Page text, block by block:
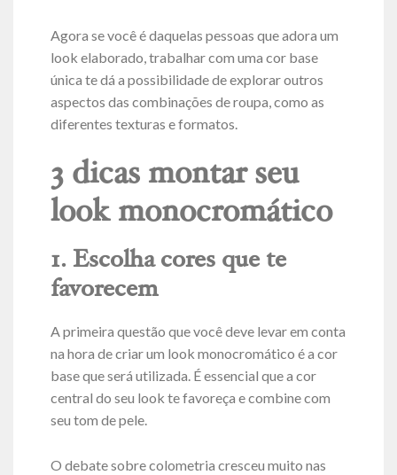
Agora se você é daquelas pessoas que adora um
look elaborado, trabalhar com uma cor base
única te dá a possibilidade de explorar outros
aspectos das combinações de roupa, como as
diferentes texturas e formatos.
3 dicas montar seu
look monocromático
1. Escolha cores que te
favorecem
A primeira questão que você deve levar em conta
na hora de criar um look monocromático é a cor
base que será utilizada. É essencial que a cor
central do seu look te favoreça e combine com
seu tom de pele.
O debate sobre colometria cresceu muito nas